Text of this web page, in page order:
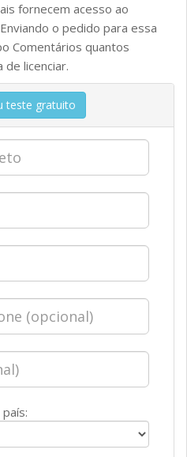
fornecem acesso ao
o pedido para essa
Comentários quantos
licenciar.
teste gratuito